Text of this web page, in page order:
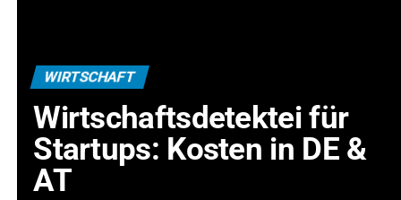
WIRTSCHAFT
Wirtschaftsdetektei für
Startups: Kosten in DE &
AT